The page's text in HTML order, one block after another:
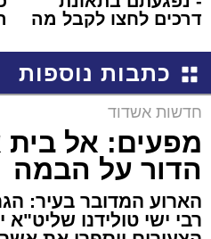
דרכים לחצו לקבל מה
כתבות נוספות
חדשות אשדוד
מפעים: אל בית
הדור על הבמה
הארוע המדובר בעיר:
רבי ישי טולידנו שליט"א